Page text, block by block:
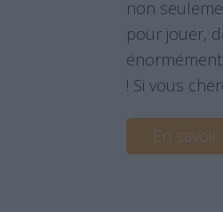
non
pour jouer,
! Si vous
En